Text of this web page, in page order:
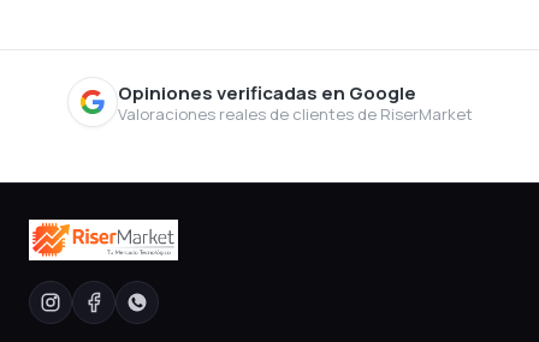
Opiniones verificadas en Google
Valoraciones reales de clientes de RiserMarket